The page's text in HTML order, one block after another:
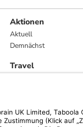
Aktionen
Aktuell
Demnächst
Travel